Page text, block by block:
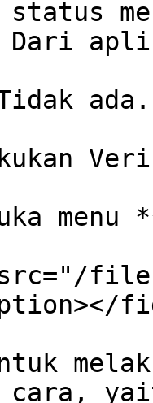
status
Dari
ada.
menu
files/
cara,